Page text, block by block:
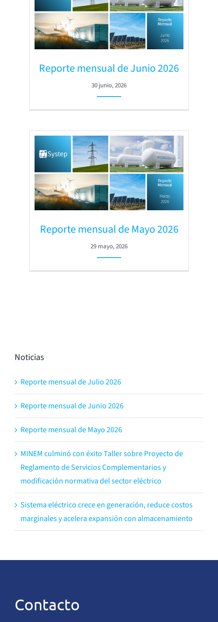
Reporte mensual de Junio 2026
30 junio, 2026
Reporte mensual de Mayo 2026
29 mayo, 2026
Noticias
Reporte mensual de Julio 2026
Reporte mensual de Junio 2026
Reporte mensual de Mayo 2026
MINEM culminó con éxito Taller sobre Proyecto de
Reglamento de Servicios Complementarios y
modificación normativa del sector eléctrico
Sistema eléctrico crece en generación, reduce costos
marginales y acelera expansión con almacenamiento
Contacto